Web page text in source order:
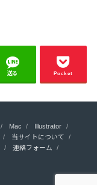
送る Pocket
Mac
Illustrator
当サイトについて
連絡フォーム